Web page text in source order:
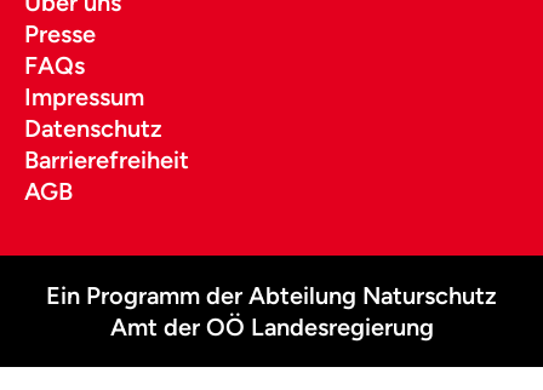
Presse
FAQs
Impressum
Datenschutz
Barrierefreiheit
AGB
Ein Programm der Abteilung Naturschutz
Amt der OÖ Landesregierung